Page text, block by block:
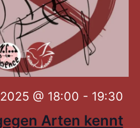
Arten kennt
@ 18:00 - 19:30